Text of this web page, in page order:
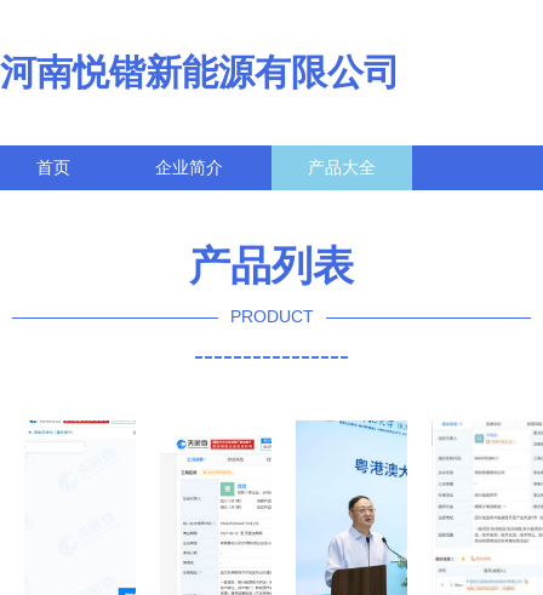
河南悦锴新能源有限公司
首页 企业简介 产品大全
产品列表
PRODUCT
----------------